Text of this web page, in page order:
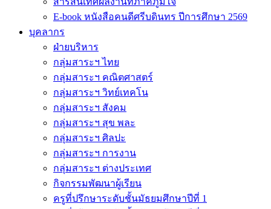
E-book หนังสือคนดีศรีบดินทร ปีการศึกษา 2569
บุคลากร
ฝ่ายบริหาร
กลุ่มสาระฯ ไทย
กลุ่มสาระฯ คณิตศาสตร์
กลุ่มสาระฯ วิทย์เทคโน
กลุ่มสาระฯ สังคม
กลุ่มสาระฯ สุข พละ
กลุ่มสาระฯ ศิลปะ
กลุ่มสาระฯ การงาน
กลุ่มสาระฯ ต่างประเทศ
กิจกรรมพัฒนาผู้เรียน
ครูที่ปรึกษาระดับชั้นมัธยมศึกษาปีที่ 1